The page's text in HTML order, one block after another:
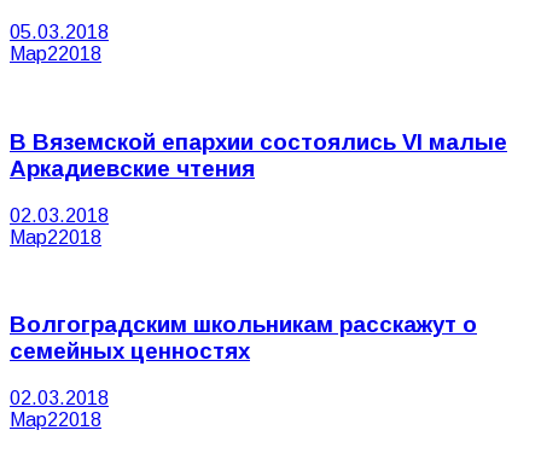
05.03.2018
Мар22018
В Вяземской епархии состоялись VI малые
Аркадиевские чтения
02.03.2018
Мар22018
Волгоградским школьникам расскажут о
семейных ценностях
02.03.2018
Мар22018